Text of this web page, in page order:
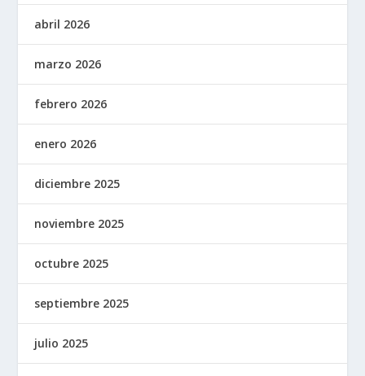
abril 2026
marzo 2026
febrero 2026
enero 2026
diciembre 2025
noviembre 2025
octubre 2025
septiembre 2025
julio 2025